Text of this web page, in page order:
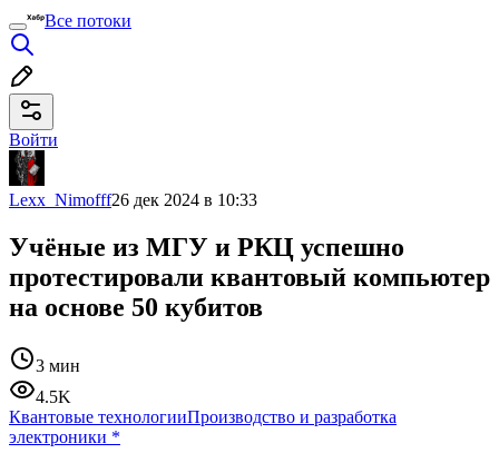
Все потоки
Войти
Lexx_Nimofff26 дек 2024 в 10:33
Учёные из МГУ и РКЦ успешно
протестировали квантовый компьютер
на основе 50 кубитов
3 мин
4.5K
Квантовые технологииПроизводство и разработка
электроники *